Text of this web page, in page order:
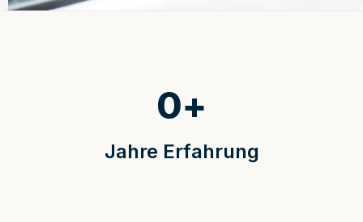
Jahre Erfahrung
0+